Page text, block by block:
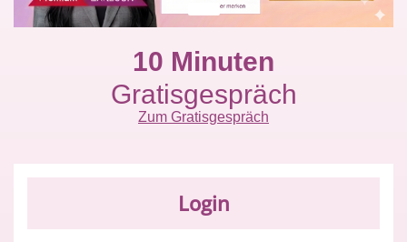
10 Minuten
Gratisgespräch
Zum Gratisgespräch
Login